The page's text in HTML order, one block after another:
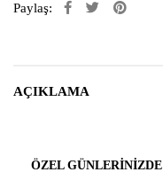
Paylaş:
AÇIKLAMA
ÖZEL GÜNLERINIZDE